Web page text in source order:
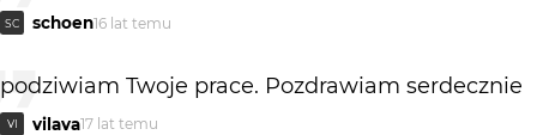
SC schoen16 lat temu
podziwiam Twoje prace. Pozdrawiam serdecznie
VI vilava17 lat temu